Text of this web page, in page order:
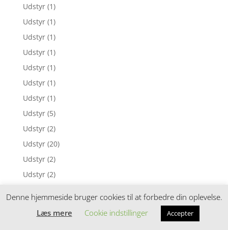
Udstyr (1)
Udstyr (1)
Udstyr (1)
Udstyr (1)
Udstyr (1)
Udstyr (1)
Udstyr (1)
Udstyr (5)
Udstyr (2)
Udstyr (20)
Udstyr (2)
Udstyr (2)
Udstyr
Udstyr (1)
Denne hjemmeside bruger cookies til at forbedre din oplevelse.
Læs mere
Cookie indstillinger Accepter